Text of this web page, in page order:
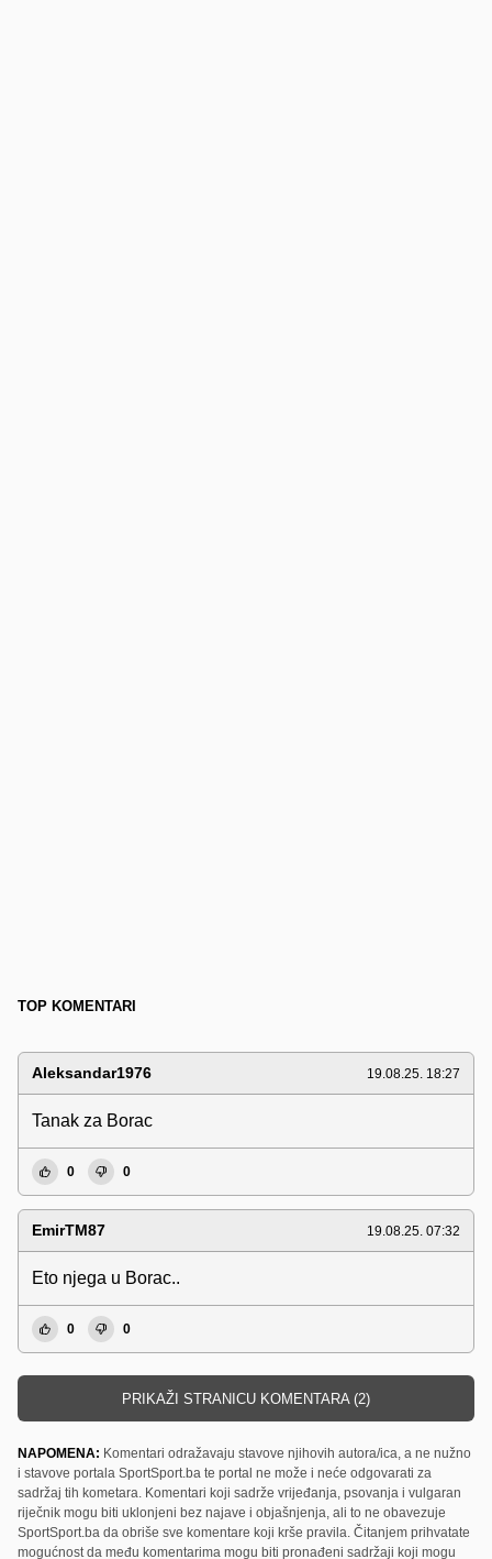
TOP KOMENTARI
Aleksandar1976 19.08.25. 18:27
Tanak za Borac
0 0
EmirTM87 19.08.25. 07:32
Eto njega u Borac..
0 0
PRIKAŽI STRANICU KOMENTARA (2)
NAPOMENA: Komentari odražavaju stavove njihovih autora/ica, a ne nužno
i stavove portala SportSport.ba te portal ne može i neće odgovarati za
sadržaj tih kometara. Komentari koji sadrže vrijeđanja, psovanja i vulgaran
riječnik mogu biti uklonjeni bez najave i objašnjenja, ali to ne obavezuje
SportSport.ba da obriše sve komentare koji krše pravila. Čitanjem prihvatate
mogućnost da među komentarima mogu biti pronađeni sadržaji koji mogu